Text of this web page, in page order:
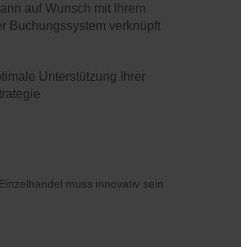
auf Wunsch mit Ihrem
Buchungssystem verknüpft
Unterstützung Ihrer